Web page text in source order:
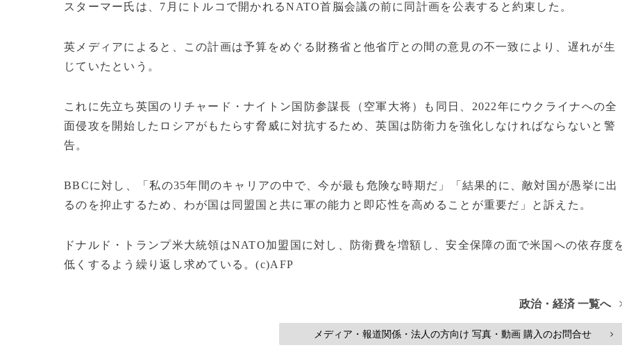
スターマー氏は、7月にトルコで開かれるNATO首脳会議の前に同計画を公表すると約束した。
英メディアによると、この計画は予算をめぐる財務省と他省庁との間の意見の不一致により、遅れが生
じていたという。
これに先立ち英国のリチャード・ナイトン国防参謀長（空軍大将）も同日、2022年にウクライナへの全
面侵攻を開始したロシアがもたらす脅威に対抗するため、英国は防衛力を強化しなければならないと警
告。
BBCに対し、「私の35年間のキャリアの中で、今が最も危険な時期だ」「結果的に、敵対国が愚挙に出
るのを抑止するため、わが国は同盟国と共に軍の能力と即応性を高めることが重要だ」と訴えた。
ドナルド・トランプ米大統領はNATO加盟国に対し、防衛費を増額し、安全保障の面で米国への依存度
低くするよう繰り返し求めている。(c)AFP
政治・経済 一覧へ
メディア・報道関係・法人の方向け 写真・動画 購入のお問合せ >